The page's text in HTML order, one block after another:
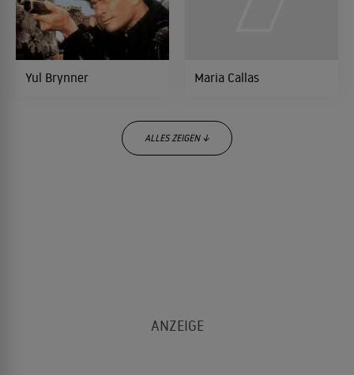
Yul Brynner Maria Callas
ALLES ZEIGEN ↓